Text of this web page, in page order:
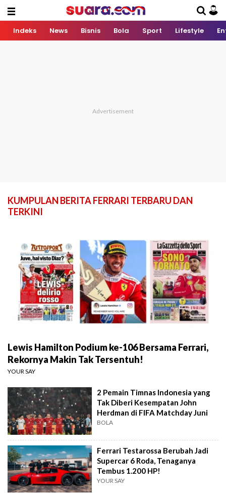
Indeks News Bisnis Bola Sport Lifestyle
KUMPULAN BERITA FERRARI TERBARU DAN
TERKINI
Lewis Hamilton Podium ke-106 Bersama Ferrari,
Rekornya Makin Tak Tersentuh!
YOUR SAY
2 Pemain Timnas Indonesia yang
Tak Diberi Kesempatan John
Herdman di FIFA Matchday Juni
BOLA
Ferrari Testarossa Berubah Jadi
Supercar 6 Roda, Tenaganya
Tembus 1.200 HP!
YOUR SAY